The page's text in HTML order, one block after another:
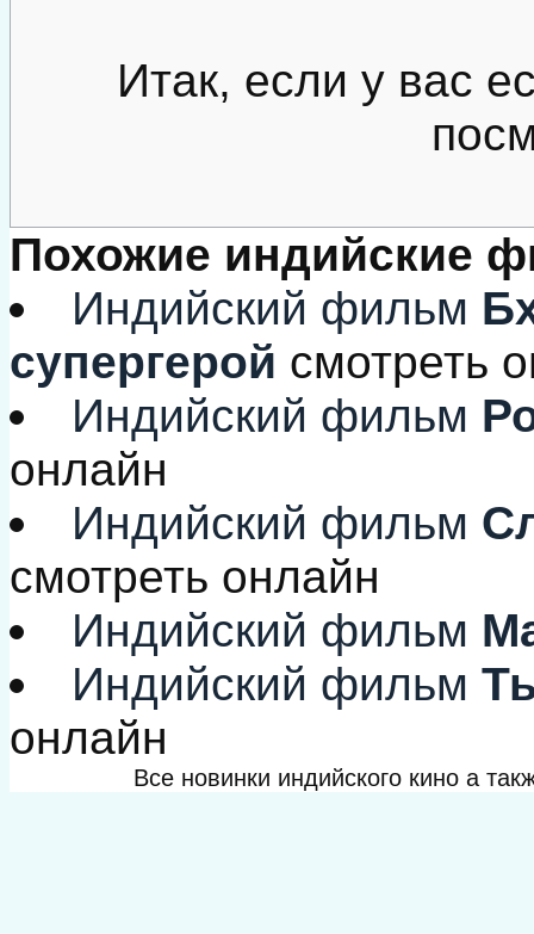
Итак, если у вас
Похожие индийские
Индийский фильм
супергерой смотреть
Индийский фильм
онлайн
Индийский фильм
смотреть онлайн
Индийский фильм
Индийский фильм
онлайн
Все новинки индийского кино а